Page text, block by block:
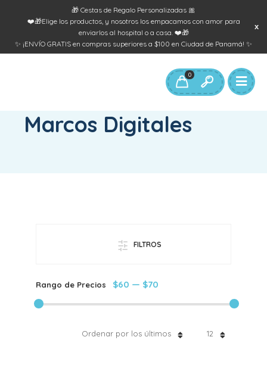
🎁 Cestas de Regalo Personalizadas 🎀
❤️🎁Elige los productos, y nosotros los empacamos con amor para
enviarlos al hospital o a casa. ❤️🎁
✨ ¡ENVÍO GRATIS en compras superiores a $100 en Ciudad de Panamá! ✨
0
PRODUCTOS ETIQUETADOS “MARCOS DIGITALES”
Marcos Digitales
FILTROS
Rango de Precios $60 — $70
12
Ordenar por los últimos